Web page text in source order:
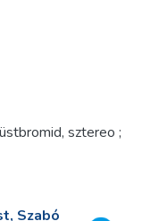
sztereo ;
Szabó